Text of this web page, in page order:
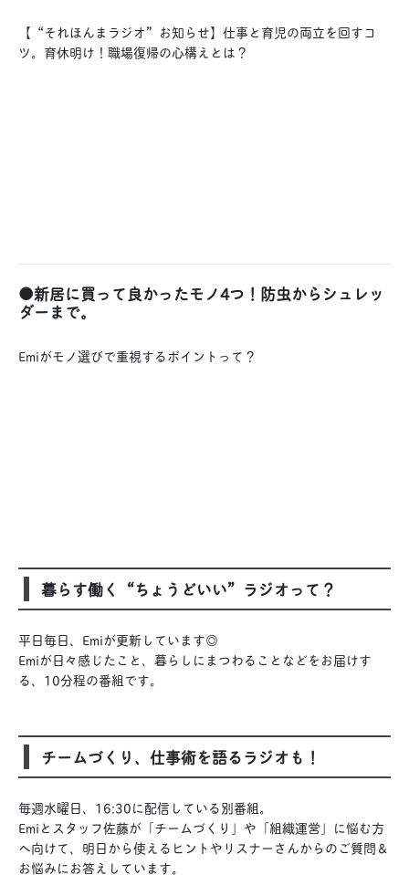
【“それほんまラジオ”お知らせ】仕事と育児の両立を回すコ
ツ。育休明け！職場復帰の心構えとは？
●新居に買って良かったモノ4つ！防虫からシュレッ
ダーまで。
Emiがモノ選びで重視するポイントって？
暮らす働く“ちょうどいい”ラジオって？
平日毎日、Emiが更新しています◎
Emiが日々感じたこと、暮らしにまつわることなどをお届けす
る、10分程の番組です。
チームづくり、仕事術を語るラジオも！
毎週水曜日、16:30に配信している別番組。
Emiとスタッフ佐藤が「チームづくり」や「組織運営」に悩む方
へ向けて、明日から使えるヒントやリスナーさんからのご質問＆
お悩みにお答えしています。